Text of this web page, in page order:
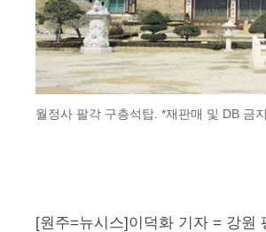
월정사 팔각 구층석탑. *재판매 및 DB 금지
[원주=뉴시스]이덕화 기자 = 강원